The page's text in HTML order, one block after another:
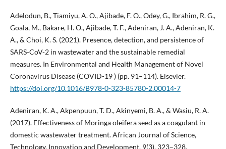
Adelodun, B., Tiamiyu, A. O., Ajibade, F. O., Odey, G., Ibrahim, R. G.,
Goala, M., Bakare, H. O., Ajibade, T. F., Adeniran, J. A., Adeniran, K.
A., & Choi, K. S. (2021). Presence, detection, and persistence of
SARS-CoV-2 in wastewater and the sustainable remedial
measures. In Environmental and Health Management of Novel
Coronavirus Disease (COVID-19 ) (pp. 91–114). Elsevier.
https://doi.org/10.1016/B978-0-323-85780-2.00014-7
Adeniran, K. A., Akpenpuun, T. D., Akinyemi, B. A., & Wasiu, R. A.
(2017). Effectiveness of Moringa oleifera seed as a coagulant in
domestic wastewater treatment. African Journal of Science,
Technology, Innovation and Development, 9(3), 323–328.